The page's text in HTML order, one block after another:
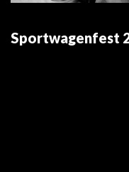
Sportwagenfest